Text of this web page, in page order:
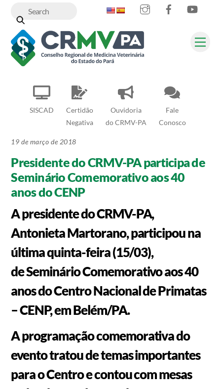
content
SISCAD
Certidão
Negativa
Ouvidoria
do CRMV-PA
Fale
Conosco
InstagramFacebook
19 de março de 2018
Presidente do CRMV-PA participa de
Seminário Comemorativo aos 40
anos do CENP
A presidente do CRMV-PA,
Antonieta Martorano, participou na
última quinta-feira (15/03),
de Seminário Comemorativo aos 40
anos do Centro Nacional de Primatas
– CENP, em Belém/PA.
A programação comemorativa do
evento tratou de temas importantes
para o Centro e contou com mesas